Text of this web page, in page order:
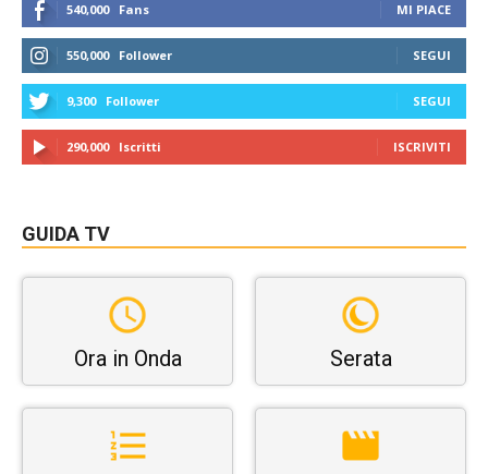
540,000 Fans MI PIACE
550,000 Follower SEGUI
9,300 Follower SEGUI
290,000 Iscritti ISCRIVITI
GUIDA TV
Ora in Onda Serata